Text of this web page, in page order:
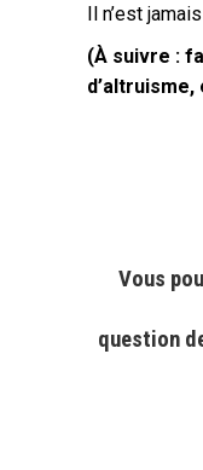
Il n’est
(À suivre :
Vous
question